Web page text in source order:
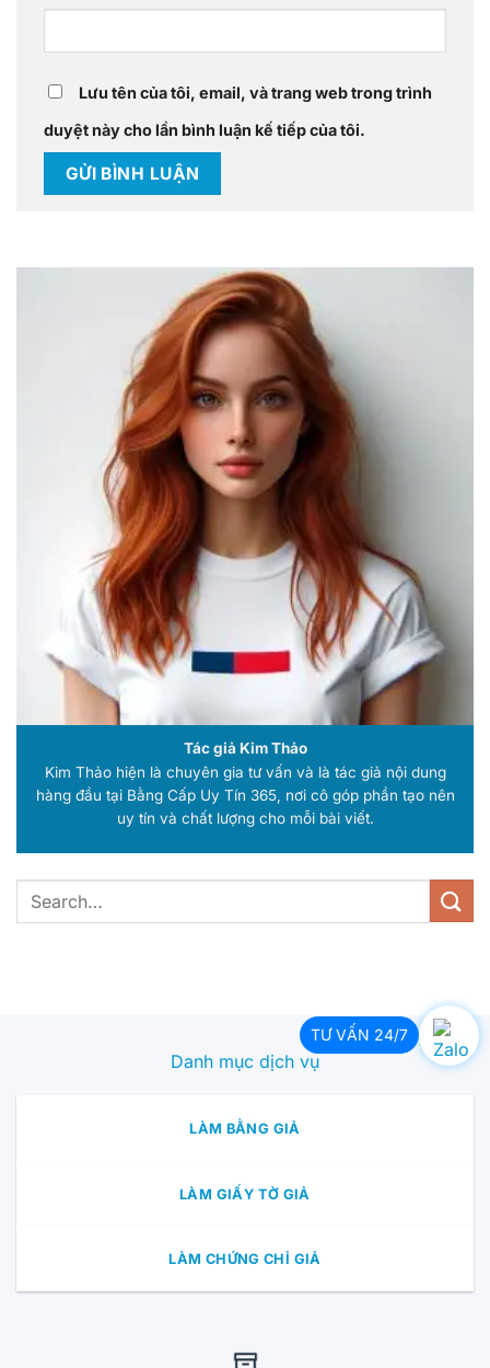
Lưu tên của tôi, email, và trang web trong trình
duyệt này cho lần bình luận kế tiếp của tôi.
Tác giả Kim Thảo
Kim Thảo hiện là chuyên gia tư vấn và là tác giả nội dung
hàng đầu tại Bằng Cấp Uy Tín 365, nơi cô góp phần tạo nên
uy tín và chất lượng cho mỗi bài viết.
Danh mục dịch vụ
LÀM BẰNG GIẢ
LÀM GIẤY TỜ GIẢ
LÀM CHỨNG CHỈ GIẢ
TƯ VẤN 24/7